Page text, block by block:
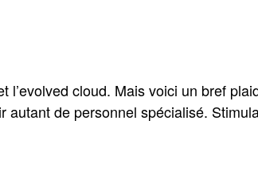
cloud. Mais voici un bref
de personnel spécialisé.